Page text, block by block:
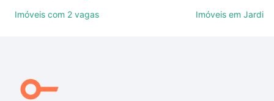
festas ou área verde e encontrar Imóveis com 3
Sorocaba, SP?
Imóveis com 2 vagas
Imóveis em Jardim